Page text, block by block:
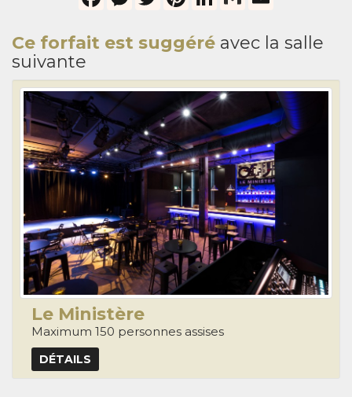
Ce forfait est suggéré avec la salle
suivante
Le Ministère
Maximum 150 personnes assises
DÉTAILS